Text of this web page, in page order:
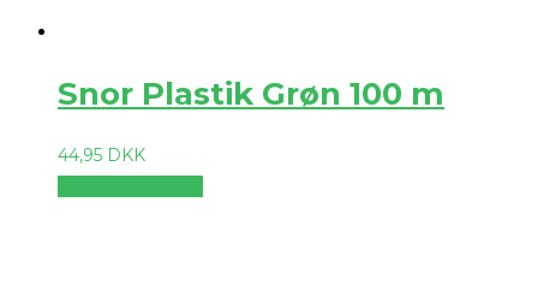
Snor Plastik Grøn 100 m
44,95 DKK